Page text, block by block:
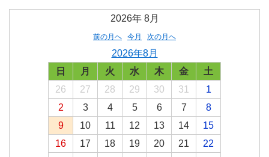
2026年 8月
前の月へ 今月 次の月へ
2026年8月
日
月 火 水 木 金
土
26
27 28 29 30 31
1
2
3 4 5 6 7
8
9
10 11 12 13 14
15
16
17 18 19 20 21
22